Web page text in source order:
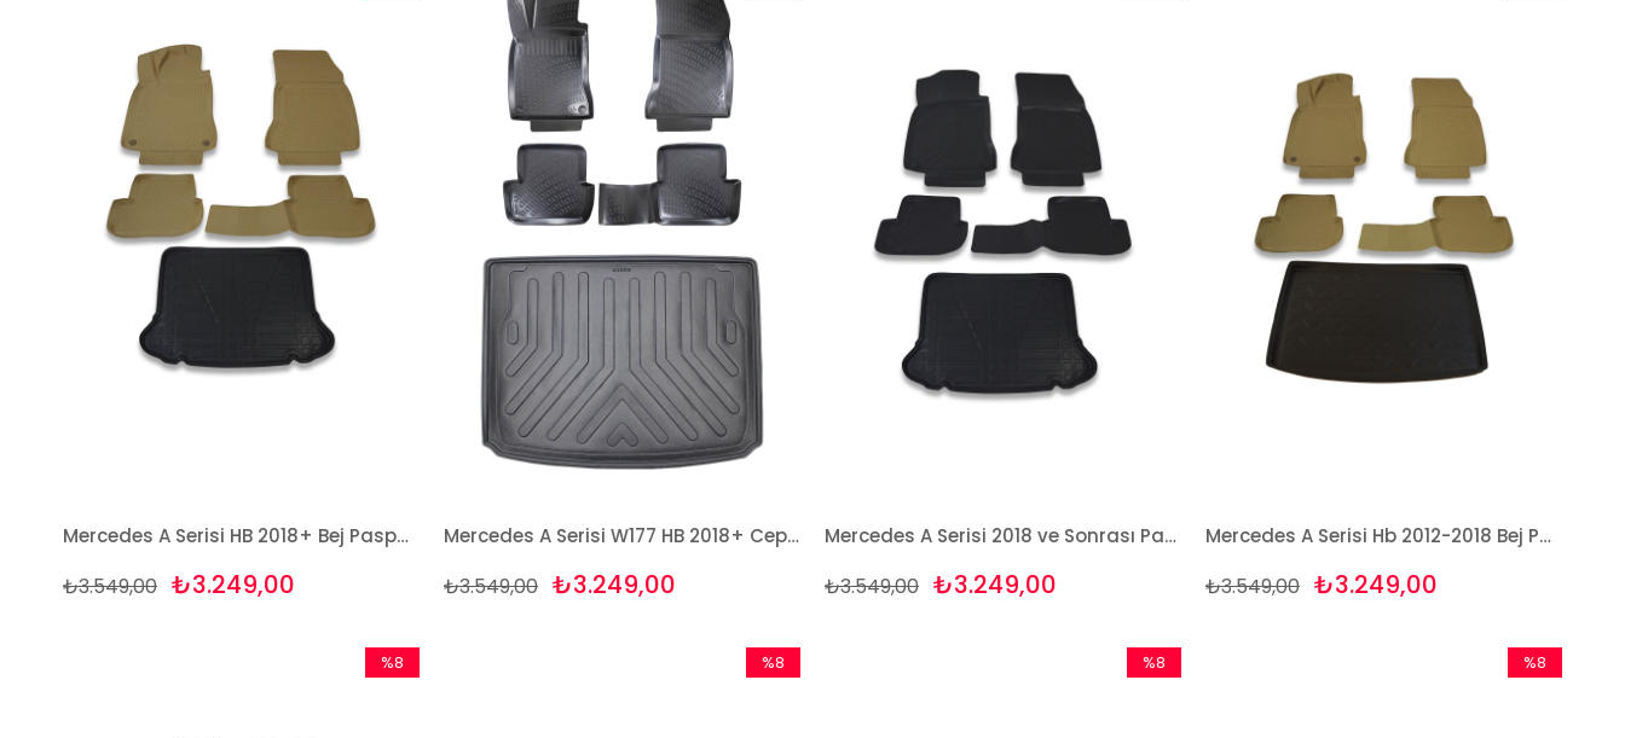
Mercedes A Serisi HB 2018+ Bej Paspas ve Bagaj Havuzu Seti
₺3.249,00
₺3.549,00
Mercedes A Serisi W177 HB 2018+ Cepsiz 3D Paspas ve Bagaj Seti
₺3.249,00
₺3.549,00
Mercedes A Serisi 2018 ve Sonrası Paspas ve Bagaj Havuzu Seti
₺3.249,00
₺3.549,00
Mercedes A Serisi Hb 2012-2018 Bej Paspas ve Bagaj Havuzu Seti
₺3.249,00
₺3.549,00
%8
%8
%8
%8